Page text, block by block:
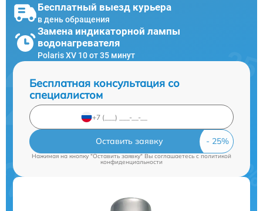
Бесплатный выезд курьера
в день обращения
Замена индикаторной лампы
водонагревателя
Polaris XV 10 от 35 минут
Бесплатная консультация со
специалистом
Оставить заявку
Нажимая на кнопку "Оставить заявку" Вы соглашаетесь cполитикой
конфиденциальности